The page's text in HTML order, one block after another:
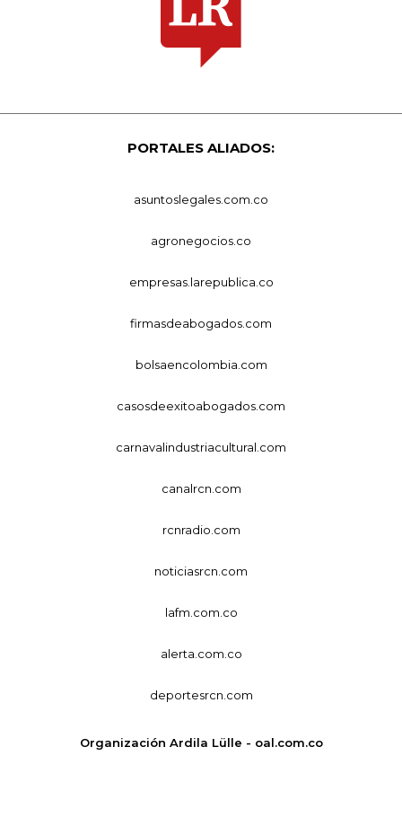
PORTALES ALIADOS:
asuntoslegales.com.co
agronegocios.co
empresas.larepublica.co
firmasdeabogados.com
bolsaencolombia.com
casosdeexitoabogados.com
carnavalindustriacultural.com
canalrcn.com
rcnradio.com
noticiasrcn.com
lafm.com.co
alerta.com.co
deportesrcn.com
Organización Ardila Lülle - oal.com.co